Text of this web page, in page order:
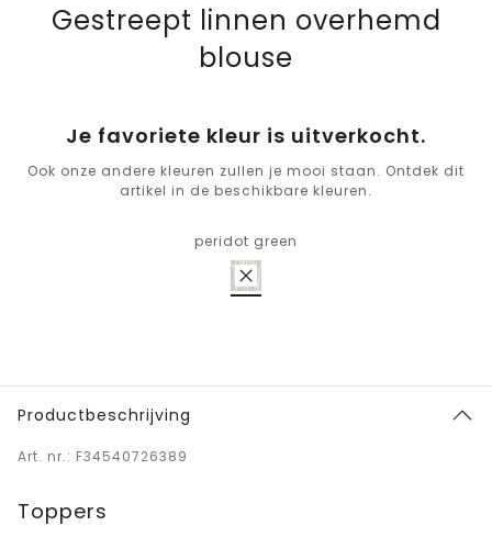
Gestreept linnen overhemd
blouse
Je favoriete kleur is uitverkocht.
Ook onze andere kleuren zullen je mooi staan. Ontdek dit
artikel in de beschikbare kleuren.
peridot green
Productbeschrijving
Art. nr.: F34540726389
Toppers